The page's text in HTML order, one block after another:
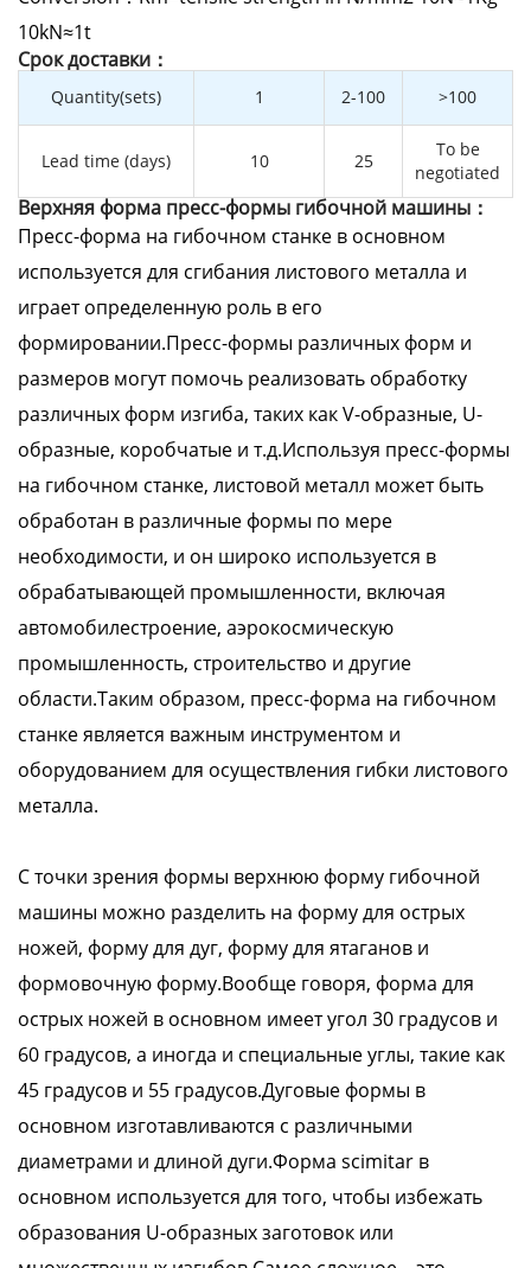
10kN≈1t
Cрок доставки：
Quantity(sets) 1 2-100 >100
Lead time (days) 10 25
To be
negotiated
Верхняя форма пресс-формы гибочной машины：
Пресс-форма на гибочном станке в основном
используется для сгибания листового металла и
играет определенную роль в его
формировании.Пресс-формы различных форм и
размеров могут помочь реализовать обработку
различных форм изгиба, таких как V-образные, U-
образные, коробчатые и т.д.Используя пресс-формы
на гибочном станке, листовой металл может быть
обработан в различные формы по мере
необходимости, и он широко используется в
обрабатывающей промышленности, включая
автомобилестроение, аэрокосмическую
промышленность, строительство и другие
области.Таким образом, пресс-форма на гибочном
станке является важным инструментом и
оборудованием для осуществления гибки листового
металла.
С точки зрения формы верхнюю форму гибочной
машины можно разделить на форму для острых
ножей, форму для дуг, форму для ятаганов и
формовочную форму.Вообще говоря, форма для
острых ножей в основном имеет угол 30 градусов и
60 градусов, а иногда и специальные углы, такие как
45 градусов и 55 градусов.Дуговые формы в
основном изготавливаются с различными
диаметрами и длиной дуги.Форма scimitar в
основном используется для того, чтобы избежать
образования U-образных заготовок или